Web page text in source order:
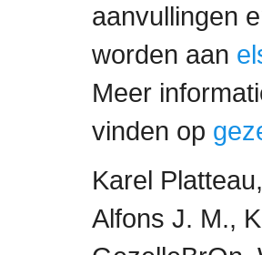
aanvullingen
worden aan
Meer
vinden op
Karel
Alfons J. M.,